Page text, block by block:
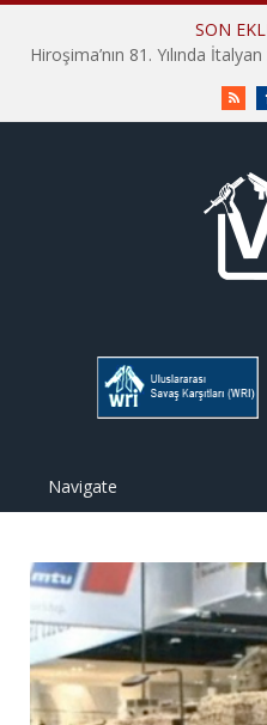
SON
RSS
Navigate